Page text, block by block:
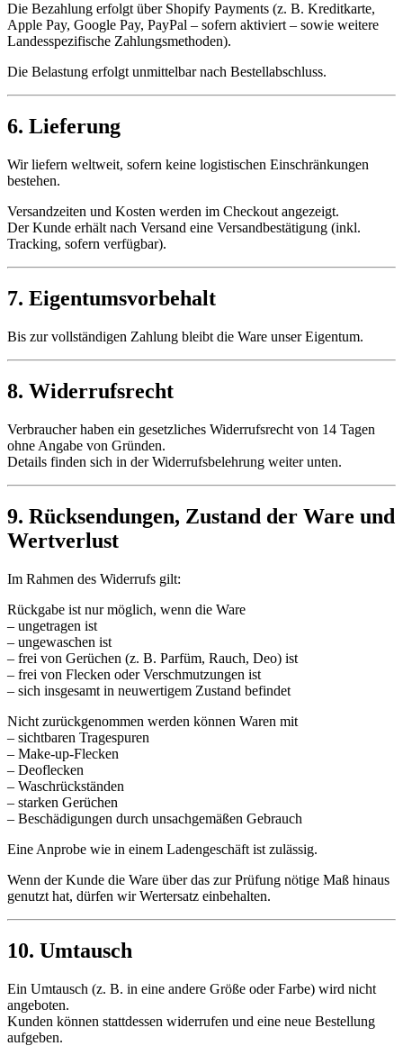
Die Bezahlung erfolgt über Shopify Payments (z. B. Kreditkarte,
Apple Pay, Google Pay, PayPal – sofern aktiviert – sowie weitere
Landesspezifische Zahlungsmethoden).
Die Belastung erfolgt unmittelbar nach Bestellabschluss.
6. Lieferung
Wir liefern weltweit, sofern keine logistischen Einschränkungen
bestehen.
Versandzeiten und Kosten werden im Checkout angezeigt.
Der Kunde erhält nach Versand eine Versandbestätigung (inkl.
Tracking, sofern verfügbar).
7. Eigentumsvorbehalt
Bis zur vollständigen Zahlung bleibt die Ware unser Eigentum.
8. Widerrufsrecht
Verbraucher haben ein gesetzliches Widerrufsrecht von 14 Tagen
ohne Angabe von Gründen.
Details finden sich in der Widerrufsbelehrung weiter unten.
9. Rücksendungen, Zustand der Ware und
Wertverlust
Im Rahmen des Widerrufs gilt:
Rückgabe ist nur möglich, wenn die Ware
– ungetragen ist
– ungewaschen ist
– frei von Gerüchen (z. B. Parfüm, Rauch, Deo) ist
– frei von Flecken oder Verschmutzungen ist
– sich insgesamt in neuwertigem Zustand befindet
Nicht zurückgenommen werden können Waren mit
– sichtbaren Tragespuren
– Make-up-Flecken
– Deoflecken
– Waschrückständen
– starken Gerüchen
– Beschädigungen durch unsachgemäßen Gebrauch
Eine Anprobe wie in einem Ladengeschäft ist zulässig.
Wenn der Kunde die Ware über das zur Prüfung nötige Maß hinaus
genutzt hat, dürfen wir Wertersatz einbehalten.
10. Umtausch
Ein Umtausch (z. B. in eine andere Größe oder Farbe) wird nicht
angeboten.
Kunden können stattdessen widerrufen und eine neue Bestellung
aufgeben.